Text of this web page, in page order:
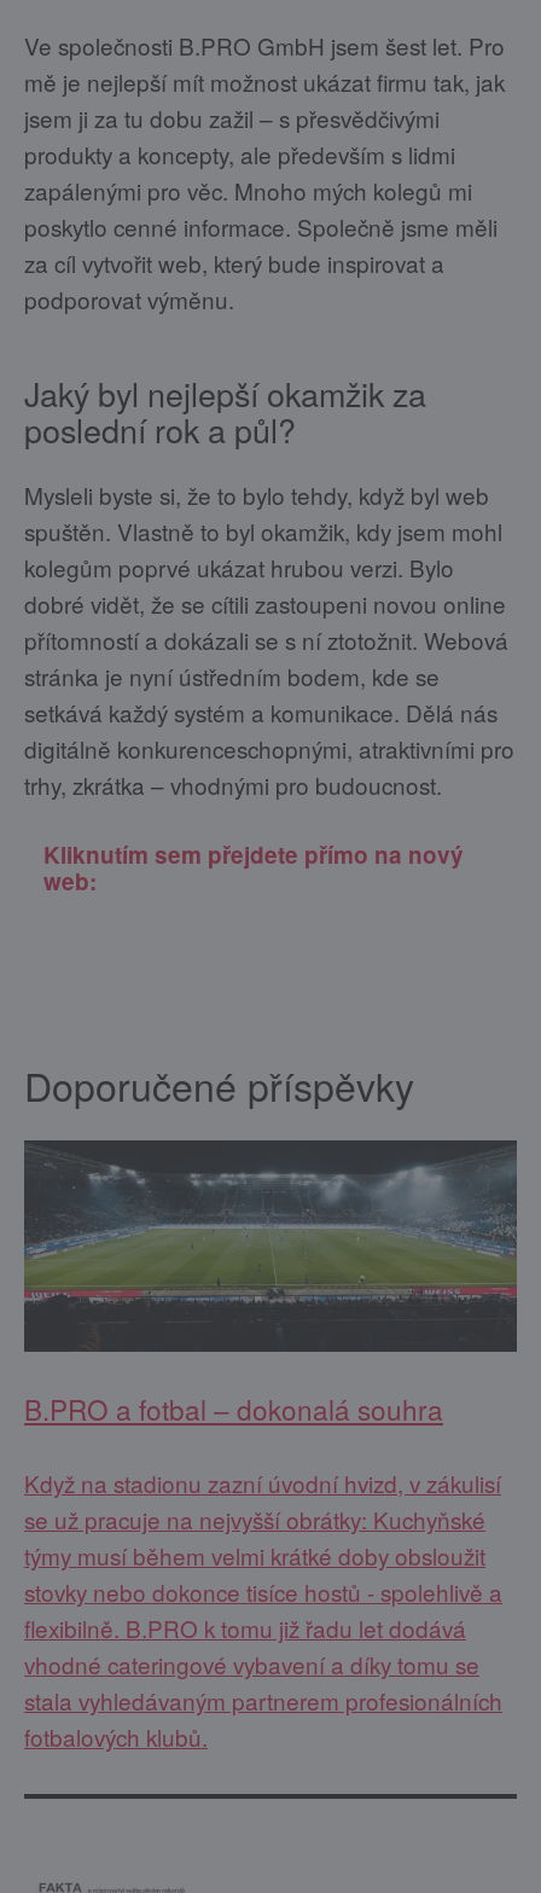
Ve společnosti B.PRO GmbH jsem šest let. Pro
mě je nejlepší mít možnost ukázat firmu tak, jak
jsem ji za tu dobu zažil – s přesvědčivými
produkty a koncepty, ale především s lidmi
zapálenými pro věc. Mnoho mých kolegů mi
poskytlo cenné informace. Společně jsme měli
za cíl vytvořit web, který bude inspirovat a
podporovat výměnu.
Jaký byl nejlepší okamžik za
poslední rok a půl?
Mysleli byste si, že to bylo tehdy, když byl web
spuštěn. Vlastně to byl okamžik, kdy jsem mohl
kolegům poprvé ukázat hrubou verzi. Bylo
dobré vidět, že se cítili zastoupeni novou online
přítomností a dokázali se s ní ztotožnit. Webová
stránka je nyní ústředním bodem, kde se
setkává každý systém a komunikace. Dělá nás
digitálně konkurenceschopnými, atraktivními pro
trhy, zkrátka – vhodnými pro budoucnost.
Kliknutím sem přejdete přímo na nový
web:
Doporučené příspěvky
B.PRO a fotbal – dokonalá souhra
Když na stadionu zazní úvodní hvizd, v zákulisí
se už pracuje na nejvyšší obrátky: Kuchyňské
týmy musí během velmi krátké doby obsloužit
stovky nebo dokonce tisíce hostů - spolehlivě a
flexibilně. B.PRO k tomu již řadu let dodává
vhodné cateringové vybavení a díky tomu se
stala vyhledávaným partnerem profesionálních
fotbalových klubů.